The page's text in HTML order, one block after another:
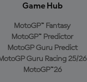
Game Hub
MotoGP™ Fantasy
MotoGP™ Predictor
MotoGP Guru Predict
Guru Racing 25/26
MotoGP™26